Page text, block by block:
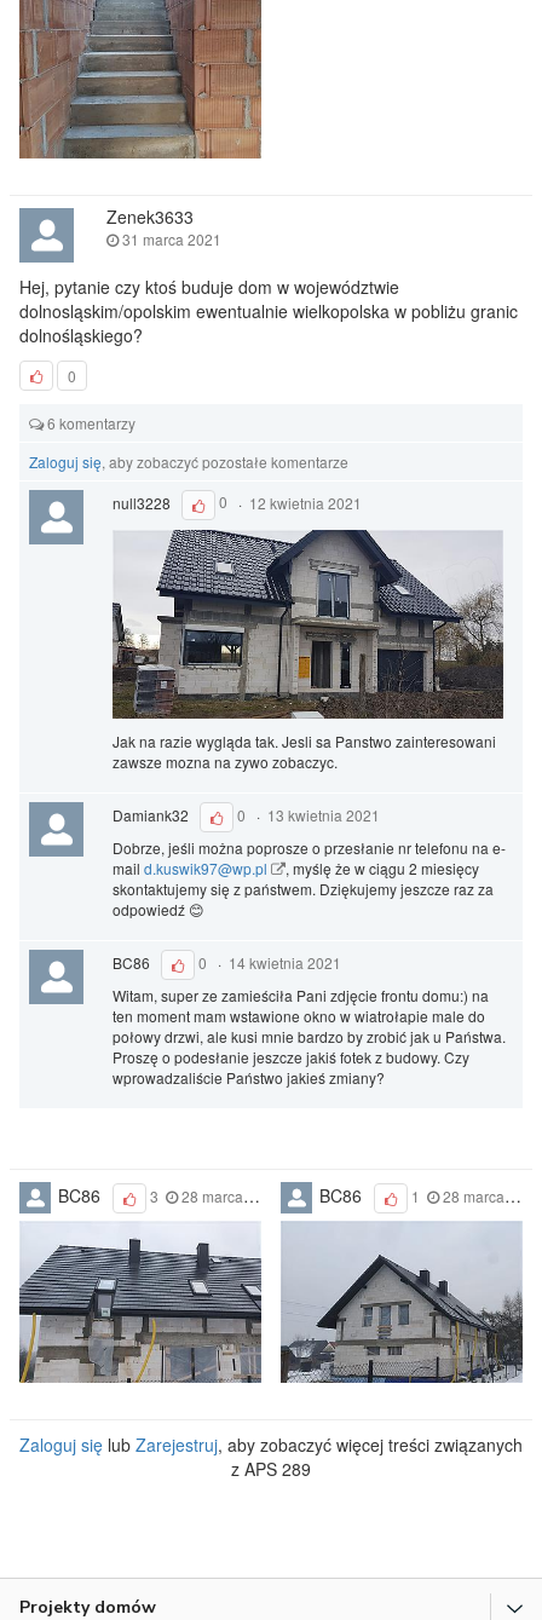
Zenek3633
31 marca 2021
Hej, pytanie czy ktoś buduje dom w województwie
dolnosląskim/opolskim ewentualnie wielkopolska w pobliżu granic
dolnośląskiego?
0
6 komentarzy
Zaloguj się, aby zobaczyć pozostałe komentarze
null3228
0 · 12 kwietnia 2021
Jak na razie wygląda tak. Jesli sa Panstwo zainteresowani
zawsze mozna na zywo zobaczyc.
Damiank32 0 · 13 kwietnia 2021
Dobrze, jeśli można poprosze o przesłanie nr telefonu na e-
maild.kuswik97@wp.pl
, myślę że w ciągu 2 miesięcy
skontaktujemy się z państwem. Dziękujemy jeszcze raz za
odpowiedź 😊
BC86 0 · 14 kwietnia 2021
Witam, super ze zamieściła Pani zdjęcie frontu domu:) na
ten moment mam wstawione okno w wiatrołapie male do
połowy drzwi, ale kusi mnie bardzo by zrobić jak u Państwa.
Proszę o podesłanie jeszcze jakiś fotek z budowy. Czy
wprowadzaliście Państwo jakieś zmiany?
BC86 3 28 marca 2021 BC86 1 28 marca 2021
Zaloguj się lub Zarejestruj, aby zobaczyć więcej treści związanych
z APS 289
Projekty domów